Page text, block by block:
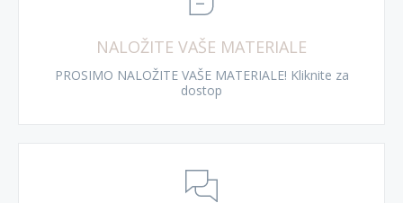
NALOŽITE VAŠE MATERIALE
PROSIMO NALOŽITE VAŠE MATERIALE! Kliknite za
dostop